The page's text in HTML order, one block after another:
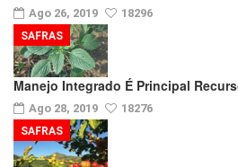
Ago 26, 2019 18296
Manejo Integrado É Principal
Ago 28, 2019 18276
SAFRAS
SAFRAS